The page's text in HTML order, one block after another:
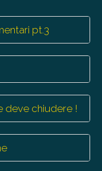
pt.3
deve chiudere !